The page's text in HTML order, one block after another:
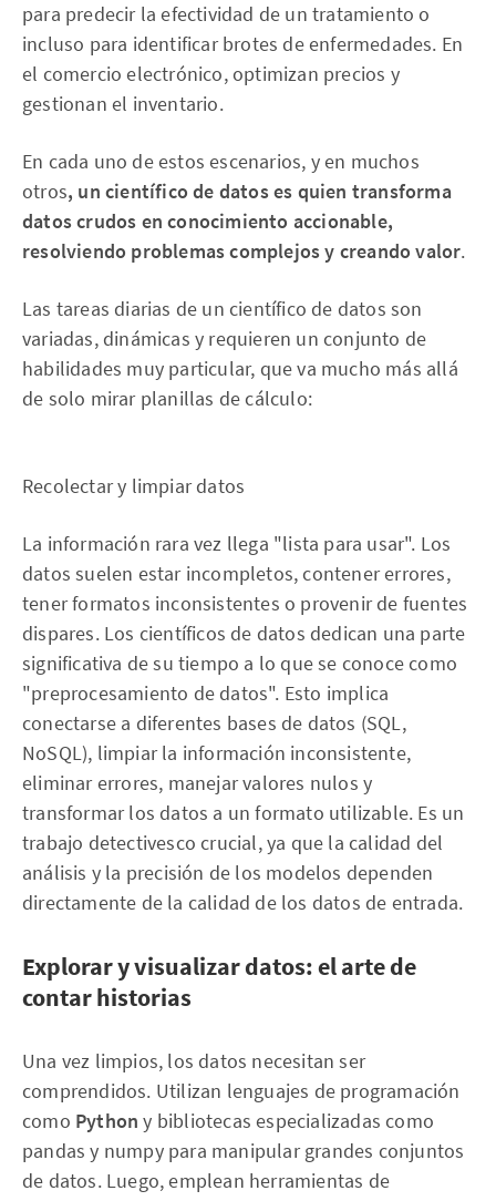
para predecir la efectividad de un tratamiento o
incluso para identificar brotes de enfermedades. En
el comercio electrónico, optimizan precios y
gestionan el inventario.
En cada uno de estos escenarios, y en muchos
otros, un científico de datos es quien transforma
datos crudos en conocimiento accionable,
resolviendo problemas complejos y creando valor.
Las tareas diarias de un científico de datos son
variadas, dinámicas y requieren un conjunto de
habilidades muy particular, que va mucho más allá
de solo mirar planillas de cálculo:
Recolectar y limpiar datos
La información rara vez llega "lista para usar". Los
datos suelen estar incompletos, contener errores,
tener formatos inconsistentes o provenir de fuentes
dispares. Los científicos de datos dedican una parte
significativa de su tiempo a lo que se conoce como
"preprocesamiento de datos". Esto implica
conectarse a diferentes bases de datos (SQL,
NoSQL), limpiar la información inconsistente,
eliminar errores, manejar valores nulos y
transformar los datos a un formato utilizable. Es un
trabajo detectivesco crucial, ya que la calidad del
análisis y la precisión de los modelos dependen
directamente de la calidad de los datos de entrada.
Explorar y visualizar datos: el arte de
contar historias
Una vez limpios, los datos necesitan ser
comprendidos. Utilizan lenguajes de programación
como Python y bibliotecas especializadas como
pandas y numpy para manipular grandes conjuntos
de datos. Luego, emplean herramientas de